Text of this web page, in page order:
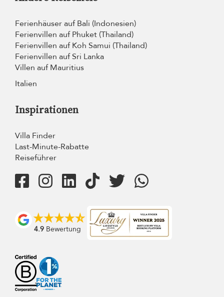
Ferienhäuser auf Bali (Indonesien)
Ferienvillen auf Phuket (Thailand)
Ferienvillen auf Koh Samui (Thailand)
Ferienvillen auf Sri Lanka
Villen auf Mauritius
Italien
Inspirationen
Villa Finder
Last-Minute-Rabatte
Reiseführer
4.9 Bewertung